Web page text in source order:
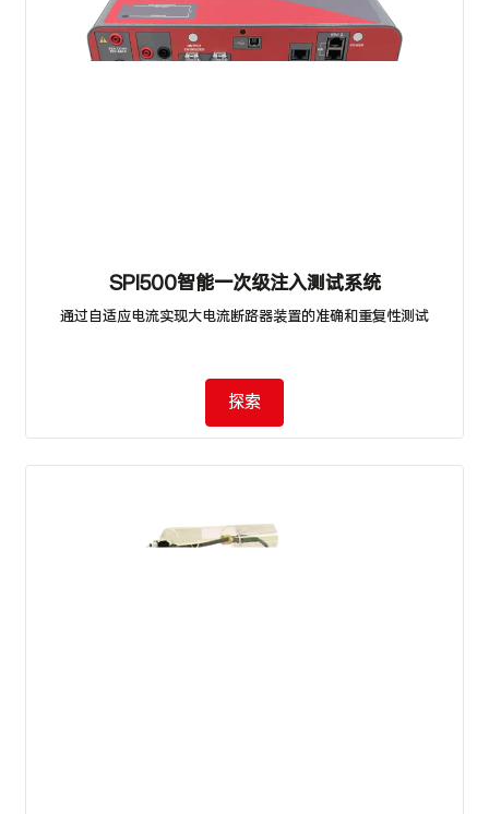
SPI500智能一次级注入测试系统
通过自适应电流实现大电流断路器装置的准确和重复性测试
探索